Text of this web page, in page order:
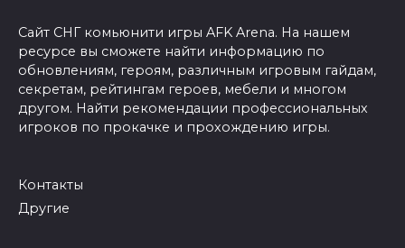
Сайт СНГ комьюнити игры AFK Arena. На нашем
ресурсе вы сможете найти информацию по
обновлениям, героям, различным игровым гайдам,
секретам, рейтингам героев, мебели и многом
другом. Найти рекомендации профессиональных
игроков по прокачке и прохождению игры.
Контакты
Другие